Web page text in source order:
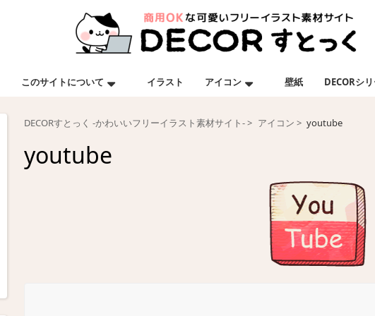
このサイトについて イラスト アイコン 壁紙 DECORシ
DECORすとっく -かわいいフリーイラスト素材サイト- アイコン youtube
youtube